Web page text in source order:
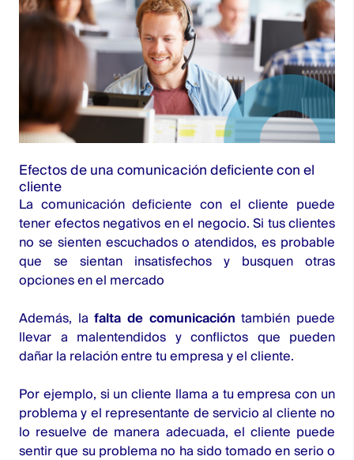
Efectos de una comunicación deficiente con el
cliente
La comunicación deficiente con el cliente puede
tener efectos negativos en el negocio. Si tus clientes
no se sienten escuchados o atendidos, es probable
que se sientan insatisfechos y busquen otras
opciones en el mercado
Además, la falta de comunicación también puede
llevar a malentendidos y conflictos que pueden
dañar la relación entre tu empresa y el cliente.
Por ejemplo, si un cliente llama a tu empresa con un
problema y el representante de servicio al cliente no
lo resuelve de manera adecuada, el cliente puede
sentir que su problema no ha sido tomado en serio o